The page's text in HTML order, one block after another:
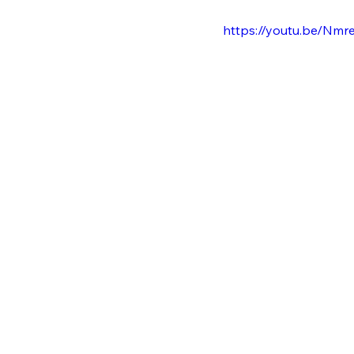
https://youtu.be/